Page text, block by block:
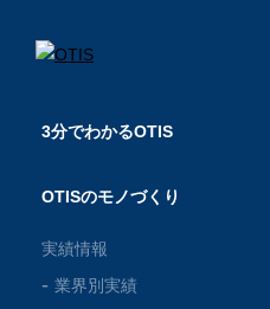
3分でわかるOTIS
OTISのモノづくり
実績情報
業界別実績